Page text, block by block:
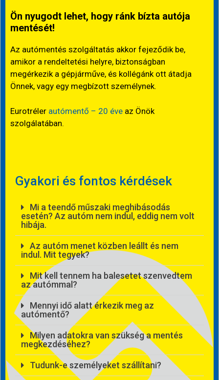
Ön nyugodt lehet, hogy ránk bízta autója
mentését!
Az autómentés szolgáltatás akkor fejeződik be,
amikor a rendeltetési helyre, biztonságban
megérkezik a gépjárműve, és kollégánk ott átadja
Önnek, vagy egy megbízott személynek.
Eurotréler autómentő – 20 éve az Önök
szolgálatában.
Gyakori és fontos kérdések
Mi a teendő műszaki meghibásodás
esetén? Az autóm nem indul, eddig nem volt
hibája.
Az autóm menet közben leállt és nem
indul. Mit tegyek?
Mit kell tennem ha balesetet szenvedtem
az autómmal?
Mennyi idő alatt érkezik meg az
autómentő?
Milyen adatokra van szükség a mentés
megkezdéséhez?
Tudunk-e személyeket szállítani?